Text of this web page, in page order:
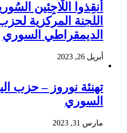
أَنقِذوا اللَاجِئين
اللجنة المركزية
الديمقراطي السوري
أبريل 26, 2023
تهنئة نوروز – حزب
السوري
مارس 31, 2023